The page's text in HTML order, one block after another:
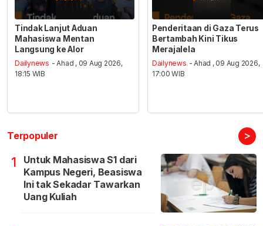
Tindak Lanjut Aduan
Mahasiswa Mentan
Langsung ke Alor
Dailynews - Ahad , 09 Aug 2026,
18:15 WIB
Penderitaan di Gaza Terus
Bertambah Kini Tikus
Merajalela
Dailynews - Ahad , 09 Aug 2026,
17:00 WIB
Terpopuler >
1
Untuk Mahasiswa S1 dari
Kampus Negeri, Beasiswa
Ini tak Sekadar Tawarkan
Uang Kuliah